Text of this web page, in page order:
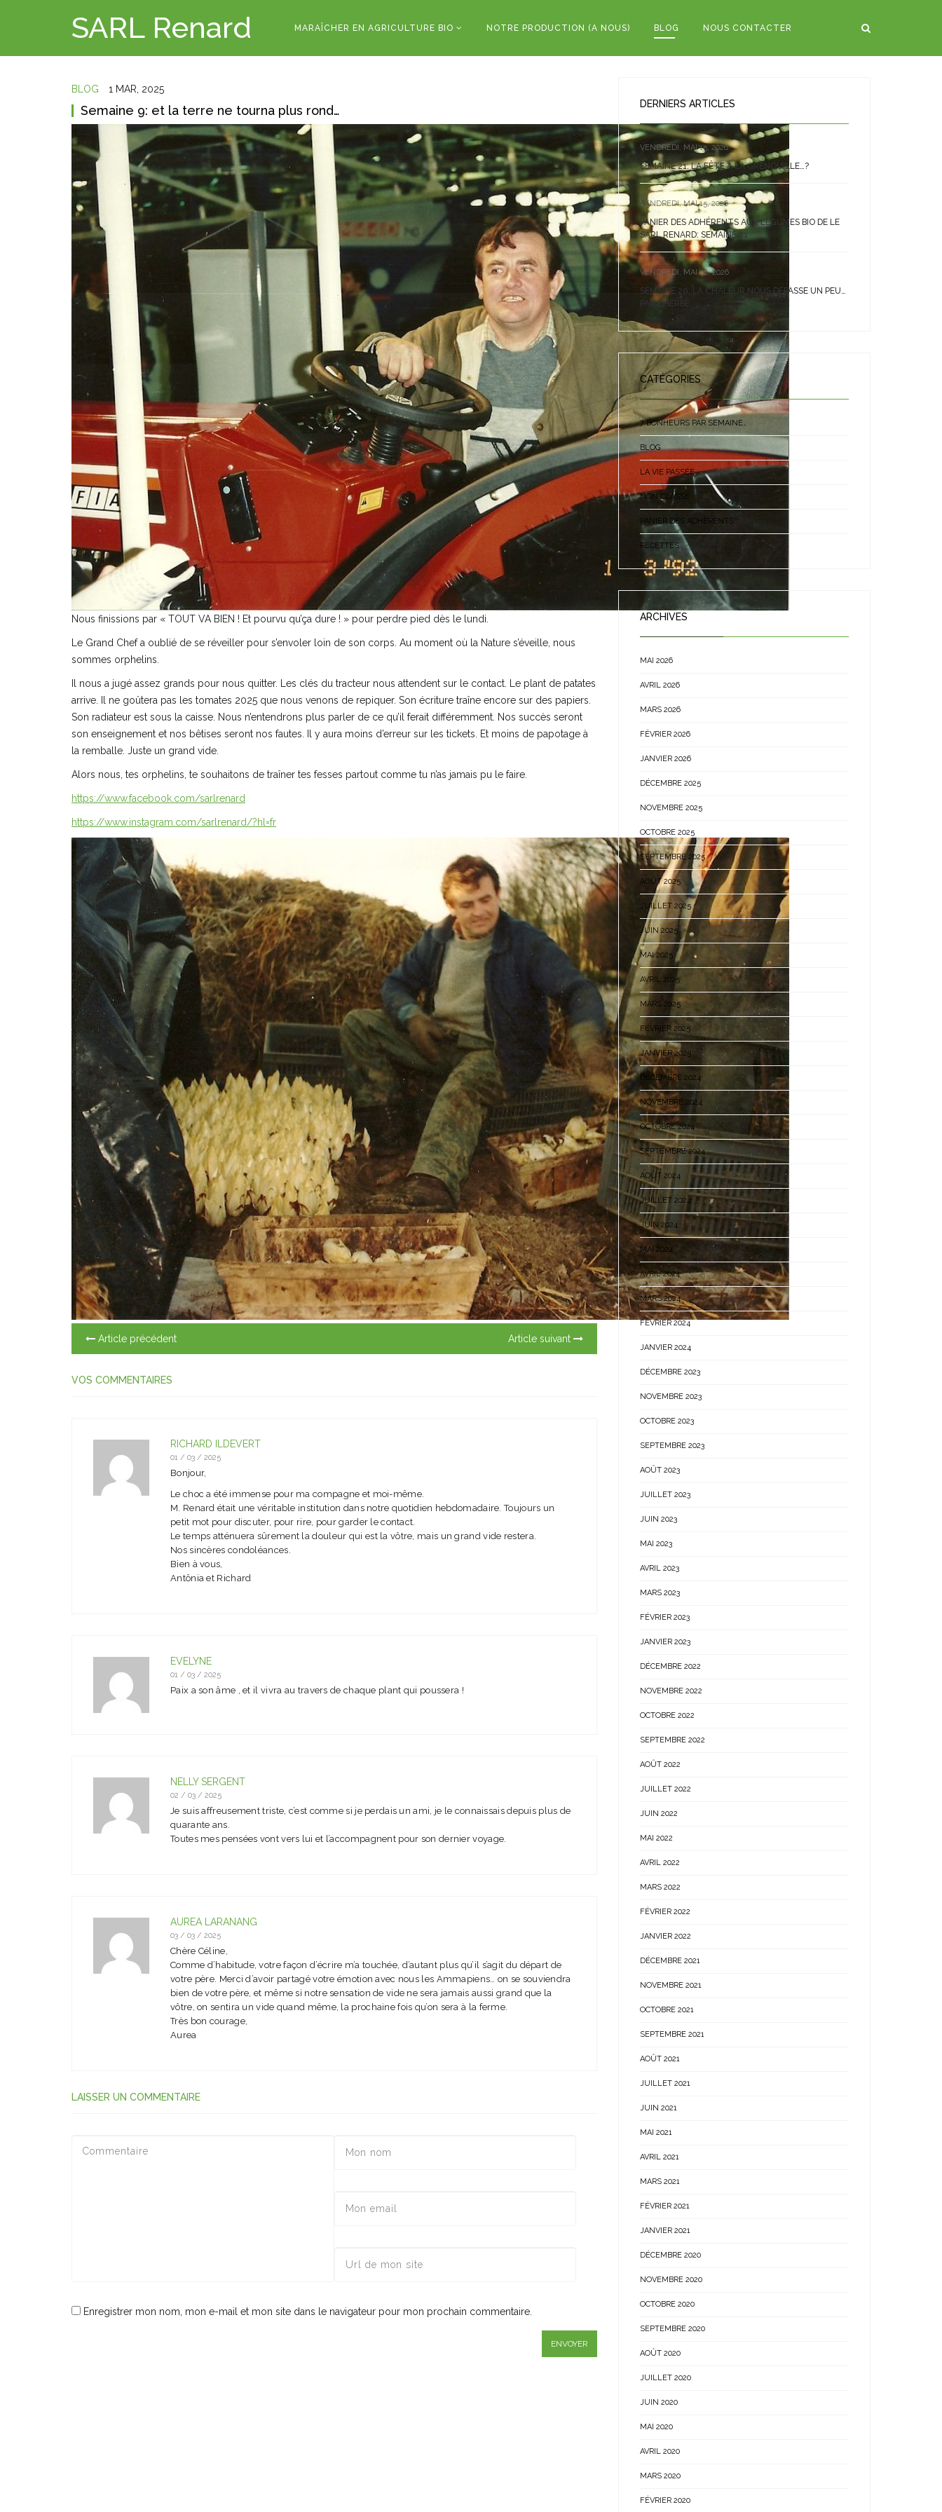
SARL Renard MARAÎCHER EN AGRICULTURE BIO NOTRE PRODUCTION (A NOUS) BLOG NOUS CONTACTER
BLOG 1 MAR, 2025
Semaine 9: et la terre ne tourna plus rond…
Nous finissions par « TOUT VA BIEN ! Et pourvu qu’ça dure ! » pour perdre pied dès le lundi.
Le Grand Chef a oublié de se réveiller pour s’envoler loin de son corps. Au moment où la Nature s’éveille, nous
sommes orphelins.
Il nous a jugé assez grands pour nous quitter. Les clés du tracteur nous attendent sur le contact. Le plant de patates
arrive. Il ne goûtera pas les tomates 2025 que nous venons de repiquer. Son écriture traîne encore sur des papiers.
Son radiateur est sous la caisse. Nous n’entendrons plus parler de ce qu’il ferait différemment. Nos succès seront
son enseignement et nos bêtises seront nos fautes. Il y aura moins d’erreur sur les tickets. Et moins de papotage à
la remballe. Juste un grand vide.
Alors nous, tes orphelins, te souhaitons de traîner tes fesses partout comme tu n’as jamais pu le faire.
https://www.facebook.com/sarlrenard
https://www.instagram.com/sarlrenard/?hl=fr
Article précédent Article suivant
VOS COMMENTAIRES
RICHARD ILDEVERT
01 / 03 / 2025
Bonjour,
Le choc a été immense pour ma compagne et moi-même.
M. Renard était une véritable institution dans notre quotidien hebdomadaire. Toujours un
petit mot pour discuter, pour rire, pour garder le contact.
Le temps atténuera sûrement la douleur qui est la vôtre, mais un grand vide restera.
Nos sincères condoléances.
Bien à vous,
Antônia et Richard
EVELYNE
01 / 03 / 2025
Paix a son âme , et il vivra au travers de chaque plant qui poussera !
NELLY SERGENT
02 / 03 / 2025
Je suis affreusement triste, c’est comme si je perdais un ami, je le connaissais depuis plus de
quarante ans.
Toutes mes pensées vont vers lui et l’accompagnent pour son dernier voyage.
AUREA LARANANG
03 / 03 / 2025
Chère Céline,
Comme d’habitude, votre façon d’écrire m’a touchée, d’autant plus qu’il s’agit du départ de
votre père. Merci d’avoir partagé votre émotion avec nous les Ammapiens… on se souviendra
bien de votre père, et même si notre sensation de vide ne sera jamais aussi grand que la
vôtre, on sentira un vide quand même, la prochaine fois qu’on sera à la ferme.
Très bon courage,
Aurea
LAISSER UN COMMENTAIRE
Enregistrer mon nom, mon e-mail et mon site dans le navigateur pour mon prochain commentaire.
DERNIERS ARTICLES
VENDREDI, MAI 15, 2026
SEMAINE 21: LA FÊTE À LA GRENOUILLE…?
VENDREDI, MAI 15, 2026
PANIER DES ADHÉRENTS AUX LÉGUMES BIO DE LE
SARL RENARD: SEMAINE 21
VENDREDI, MAI 08, 2026
SEMAINE 20: LA CHALEUR NOUS DÉPASSE UN PEU…
PAR L’HERBE
CATÉGORIES
7 BONHEURS PAR SEMAINE…
BLOG
LA VIE PASSÉE
NON CLASSÉ
PANIER DES ADHÉRENTS
RECETTES
ARCHIVES
MAI 2026
AVRIL 2026
MARS 2026
FÉVRIER 2026
JANVIER 2026
DÉCEMBRE 2025
NOVEMBRE 2025
OCTOBRE 2025
SEPTEMBRE 2025
AOÛT 2025
JUILLET 2025
JUIN 2025
MAI 2025
AVRIL 2025
MARS 2025
FÉVRIER 2025
JANVIER 2025
DÉCEMBRE 2024
NOVEMBRE 2024
OCTOBRE 2024
SEPTEMBRE 2024
AOÛT 2024
JUILLET 2024
JUIN 2024
MAI 2024
AVRIL 2024
MARS 2024
FÉVRIER 2024
JANVIER 2024
DÉCEMBRE 2023
NOVEMBRE 2023
OCTOBRE 2023
SEPTEMBRE 2023
AOÛT 2023
JUILLET 2023
JUIN 2023
MAI 2023
AVRIL 2023
MARS 2023
FÉVRIER 2023
JANVIER 2023
DÉCEMBRE 2022
NOVEMBRE 2022
OCTOBRE 2022
SEPTEMBRE 2022
AOÛT 2022
JUILLET 2022
JUIN 2022
MAI 2022
AVRIL 2022
MARS 2022
FÉVRIER 2022
JANVIER 2022
DÉCEMBRE 2021
NOVEMBRE 2021
OCTOBRE 2021
SEPTEMBRE 2021
AOÛT 2021
JUILLET 2021
JUIN 2021
MAI 2021
AVRIL 2021
MARS 2021
FÉVRIER 2021
JANVIER 2021
DÉCEMBRE 2020
NOVEMBRE 2020
OCTOBRE 2020
SEPTEMBRE 2020
AOÛT 2020
JUILLET 2020
JUIN 2020
MAI 2020
AVRIL 2020
MARS 2020
FÉVRIER 2020